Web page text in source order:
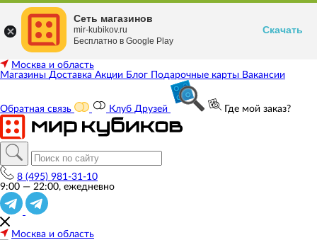
Москва и область
Магазины Доставка Акции Блог Подарочные карты Вакансии
Обратная связь Клуб Друзей Где мой заказ?
8 (495) 981-31-10
9:00 — 22:00, ежедневно
Москва и область
Сеть магазинов
mir-kubikov.ru
Бесплатно в Google Play
Скачать